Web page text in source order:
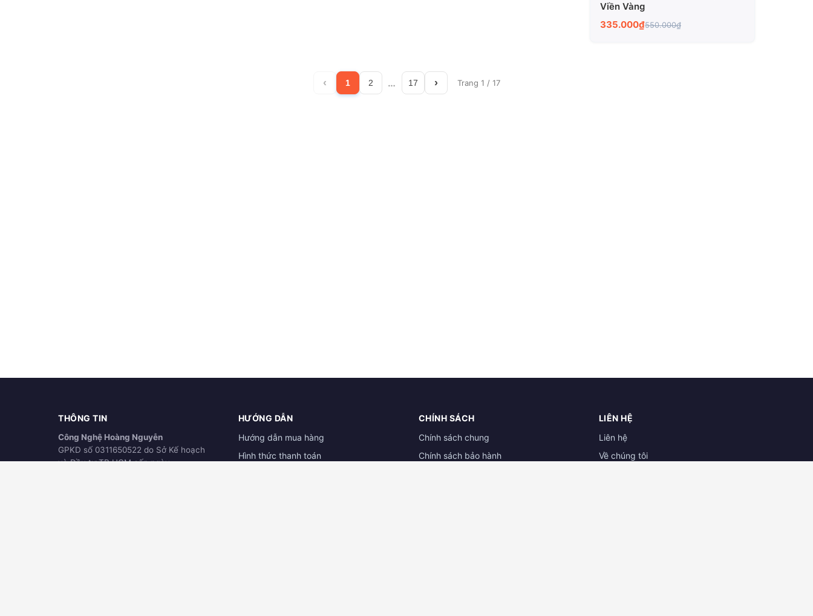
Viền Vàng
335.000₫550.000₫
‹ 1 2 … 17 › Trang 1 / 17
THÔNG TIN
Công Nghệ Hoàng Nguyễn
GPKD số 0311650522 do Sở Kế hoạch
và Đầu tư TP.HCM cấp ngày
HƯỚNG DẪN
Hướng dẫn mua hàng
Hình thức thanh toán
CHÍNH SÁCH
Chính sách chung
Chính sách bảo hành
LIÊN HỆ
Liên hệ
Về chúng tôi